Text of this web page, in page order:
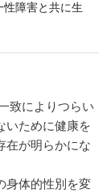
障害と共に生
致によりつらい
いために健康を
在が明らかにな
身体的性別を変